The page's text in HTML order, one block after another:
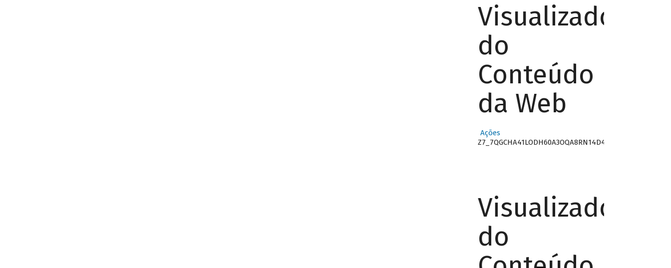
Visualizador
do
Conteúdo
da Web
Ações
Z7_7QGCHA41LODH60A3OQA8RN14D4
Visualizador
do